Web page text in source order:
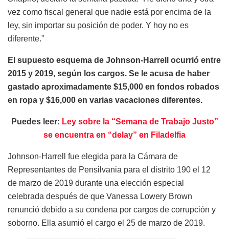
vez como fiscal general que nadie está por encima de la
ley, sin importar su posición de poder. Y hoy no es
diferente.”
El supuesto esquema de Johnson-Harrell ocurrió entre
2015 y 2019, según los cargos. Se le acusa de haber
gastado aproximadamente $15,000 en fondos robados
en ropa y $16,000 en varias vacaciones diferentes.
Puedes leer: Ley sobre la “Semana de Trabajo Justo”
se encuentra en “delay” en Filadelfia
Johnson-Harrell fue elegida para la Cámara de
Representantes de Pensilvania para el distrito 190 el 12
de marzo de 2019 durante una elección especial
celebrada después de que Vanessa Lowery Brown
renunció debido a su condena por cargos de corrupción y
soborno. Ella asumió el cargo el 25 de marzo de 2019.